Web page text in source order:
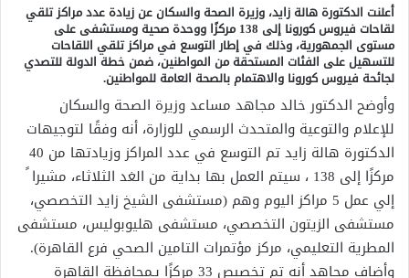
أعلنت الدكتورة هالة زايد، وزيرة الصحة والسكان عن زيادة عدد مراكز تلقي
لقاحات فيروس كورونا إلى 138 مركزًا ووحدة صحية ومستشفى على
مستوى الجمهورية، وذلك في إطار التوسع في مراكز تلقي اللقاحات
للتسهيل على الفئات المستحقة من المواطنين، ضمن خطة الدولة للتصدي
لجائحة فيروس كورونا والاهتمام بالصحة العامة للمواطنين.
وأوضح الدكتور خالد مجاهد مساعد وزيرة الصحة والسكان
للإعلام والتوعية والمتحدث الرسمي للوزارة، أنه وفقًا لتوجيهات
الدكتورة هالة زايد تم التوسع في عدد المراكز وزيادتها من 40
مركزًا إلى 138 ، سيتم العمل بها بداية من الغد الثلاثاء، مشيرا ً
إلي عمل 5 مراكز اليوم وهم (مستشفى الشيخ زايد التخصصي،
مستشفى الزيتون التخصصي، مستشفى هليوبوليس، مستشفى
المطرية التعليمي، مركز مؤتمرات التامين الصحي فرع القاهرة).
وأضاف مجاهد أنه تم تخصيص 33 مركزًا بـمحافظة القاهرة